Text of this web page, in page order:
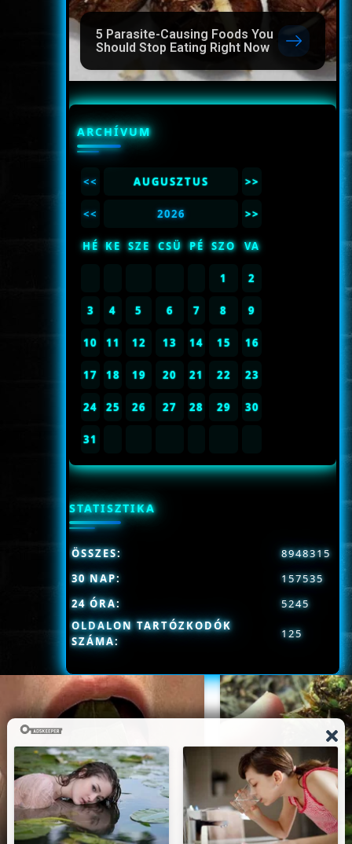
5 Parasite-Causing Foods You
Should Stop Eating Right Now
ARCHÍVUM
<< AUGUSZTUS >>
<< 2026 >>
HÉ KE SZE CSÜ PÉ SZO VA
1 2
3 4 5 6 7 8 9
10 11 12 13 14 15 16
17 18 19 20 21 22 23
24 25 26 27 28 29 30
31
STATISZTIKA
OLDALON TARTÓZKODÓK
SZÁMA:
125
ÖSSZES:
8948315
30 NAP:
157535
24 ÓRA:
5245